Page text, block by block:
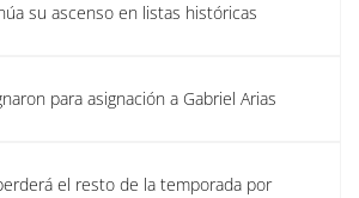
su ascenso en listas históricas
para asignación a Gabriel Arias
el resto de la temporada por